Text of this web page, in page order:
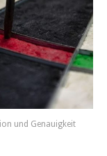
und Genauigkeit